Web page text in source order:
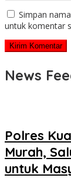
Simpan
untuk komentar
News
Polres
Murah,
untuk